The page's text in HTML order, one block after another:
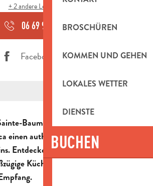
BROSCHÜREN
KOMMEN UND GEHEN
LOKALES WETTER
DIENSTE
BUCHEN
+ 2 andere Leistung(en)
06 69 99 66▒▒
Facebook Seite
Baume-Massivs bietet die
einen authentischen Zwischenstopp
Entdecken Sie das Beste Korsikas
Küche und einen